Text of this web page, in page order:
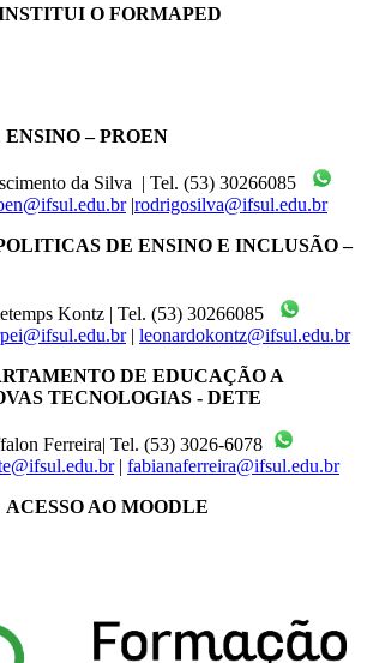
O FORMAPED
– PROEN
da Silva | Tel. (53) 30266085
|rodrigosilva@ifsul.edu.br
DE ENSINO E INCLUSÃO –
Kontz | Tel. (53) 30266085
| leonardokontz@ifsul.edu.br
DE EDUCAÇÃO A
TECNOLOGIAS - DETE
Ferreira| Tel. (53) 3026-6078
| fabianaferreira@ifsul.edu.br
ACESSO AO MOODLE